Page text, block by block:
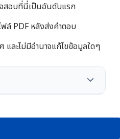
จสอบที่นี่เป็นอันดับแรก
ฟล์ PDF หลังส่งคำตอบ
ละไม่มีอำนาจแก้ไขข้อมูลใดๆ